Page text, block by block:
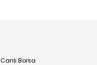
Canlı Borsa